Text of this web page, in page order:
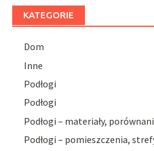
KATEGORIE
Dom
Inne
Podłogi
Podłogi
Podłogi – materiały,
Podłogi – pomieszczenia,